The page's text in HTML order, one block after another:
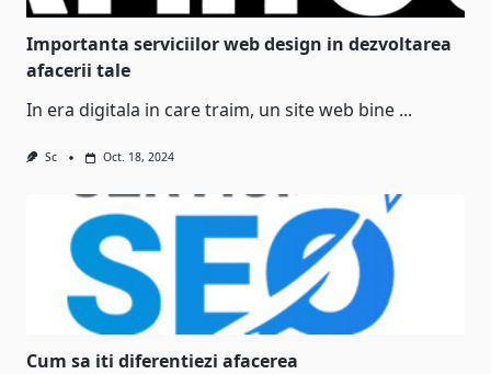
Importanta serviciilor web design in dezvoltarea
afacerii tale
In era digitala in care traim, un site web bine ...
Sc Oct. 18, 2024
Cum sa iti diferentiezi afacerea